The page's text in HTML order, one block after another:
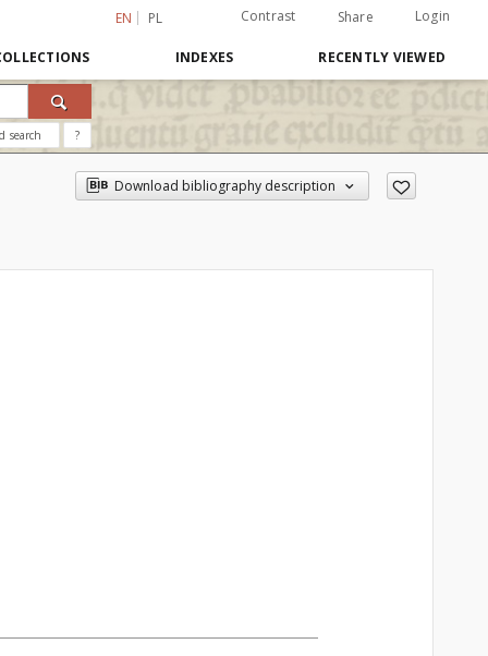
EN PL Contrast Share Login
INDEXES RECENTLY VIEWED
search ?
Download bibliography description